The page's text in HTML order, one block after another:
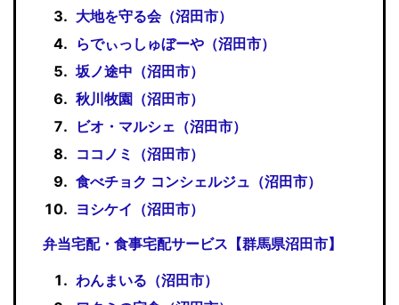
大地を守る会（沼田市）
らでぃっしゅぼーや（沼田市）
坂ノ途中（沼田市）
秋川牧園（沼田市）
ビオ・マルシェ（沼田市）
ココノミ（沼田市）
食べチョク コンシェルジュ（沼田市）
ヨシケイ（沼田市）
弁当宅配・食事宅配サービス【群馬県沼田市】
わんまいる（沼田市）